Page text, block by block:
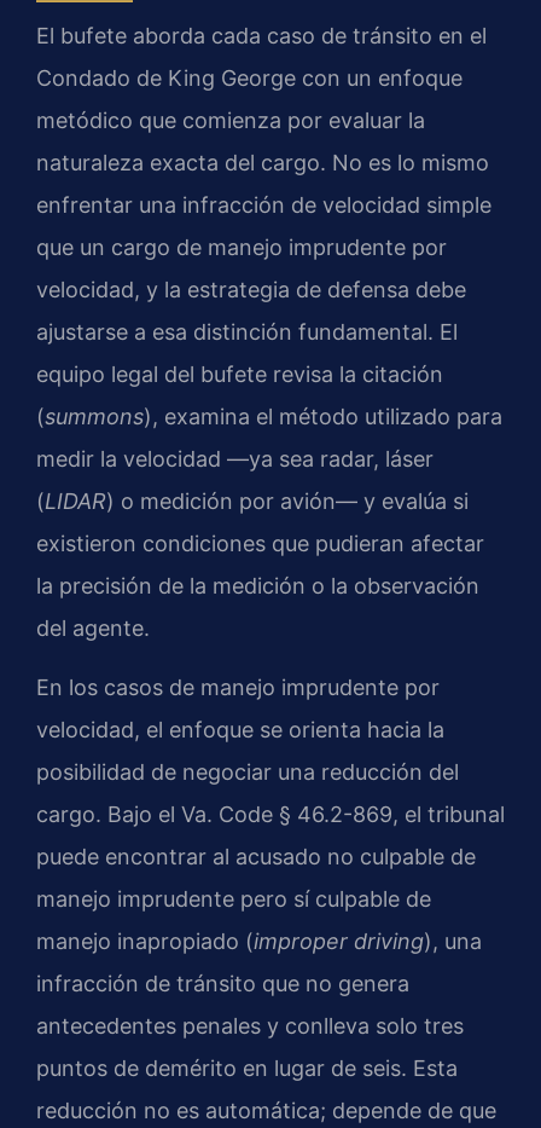
El bufete aborda cada caso de tránsito en el
Condado de King George con un enfoque
metódico que comienza por evaluar la
naturaleza exacta del cargo. No es lo mismo
enfrentar una infracción de velocidad simple
que un cargo de manejo imprudente por
velocidad, y la estrategia de defensa debe
ajustarse a esa distinción fundamental. El
equipo legal del bufete revisa la citación
(summons), examina el método utilizado para
medir la velocidad —ya sea radar, láser
(LIDAR) o medición por avión— y evalúa si
existieron condiciones que pudieran afectar
la precisión de la medición o la observación
del agente.
En los casos de manejo imprudente por
velocidad, el enfoque se orienta hacia la
posibilidad de negociar una reducción del
cargo. Bajo el Va. Code § 46.2-869, el tribunal
puede encontrar al acusado no culpable de
manejo imprudente pero sí culpable de
manejo inapropiado (improper driving), una
infracción de tránsito que no genera
antecedentes penales y conlleva solo tres
puntos de demérito en lugar de seis. Esta
reducción no es automática; depende de que